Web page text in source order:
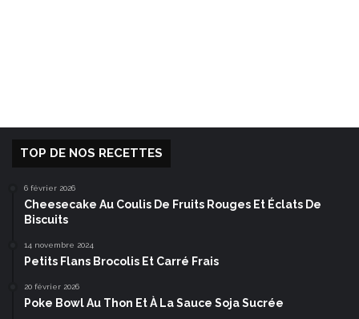
TOP DE NOS RECETTES
6 février 2026
Cheesecake Au Coulis De Fruits Rouges Et Éclats De
Biscuits
14 novembre 2024
Petits Flans Brocolis Et Carré Frais
20 février 2026
Poke Bowl Au Thon Et À La Sauce Soja Sucrée